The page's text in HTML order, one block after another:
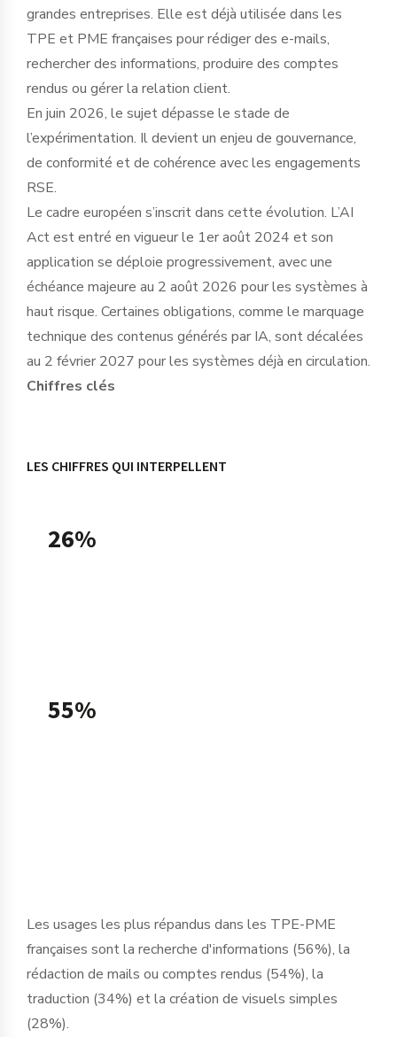
grandes entreprises. Elle est déjà utilisée dans les
TPE et PME françaises pour rédiger des e-mails,
rechercher des informations, produire des comptes
rendus ou gérer la relation client.
En juin 2026, le sujet dépasse le stade de
l’expérimentation. Il devient un enjeu de gouvernance,
de conformité et de cohérence avec les engagements
RSE.
Le cadre européen s’inscrit dans cette évolution. L’AI
Act est entré en vigueur le 1er août 2024 et son
application se déploie progressivement, avec une
échéance majeure au 2 août 2026 pour les systèmes à
haut risque. Certaines obligations, comme le marquage
technique des contenus générés par IA, sont décalées
au 2 février 2027 pour les systèmes déjà en circulation.
Chiffres clés
LES CHIFFRES QUI INTERPELLENT
26%
55%
Les usages les plus répandus dans les TPE-PME
françaises sont la recherche d'informations (56%), la
rédaction de mails ou comptes rendus (54%), la
traduction (34%) et la création de visuels simples
(28%).